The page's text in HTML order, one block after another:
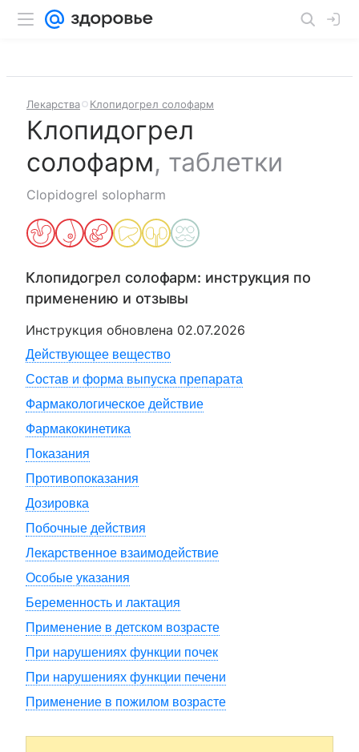
Лекарства Клопидогрел солофарм
Клопидогрел
солофарм, таблетки
Clopidogrel solopharm
Клопидогрел солофарм: инструкция по
применению и отзывы
Инструкция обновлена 02.07.2026
Действующее вещество
Состав и форма выпуска препарата
Фармакологическое действие
Фармакокинетика
Показания
Противопоказания
Дозировка
Побочные действия
Лекарственное взаимодействие
Особые указания
Беременность и лактация
Применение в детском возрасте
При нарушениях функции почек
При нарушениях функции печени
Применение в пожилом возрасте